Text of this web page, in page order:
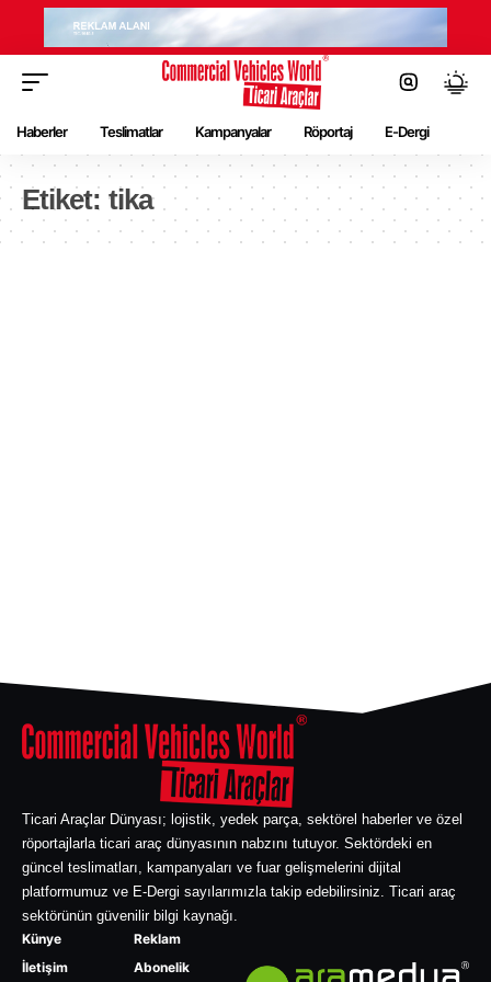
Haberler Teslimatlar Kampanyalar Röportaj E-Dergi
Etiket: tika
Ticari Araçlar Dünyası; lojistik, yedek parça, sektörel haberler ve özel
röportajlarla ticari araç dünyasının nabzını tutuyor. Sektördeki en
güncel teslimatları, kampanyaları ve fuar gelişmelerini dijital
platformumuz ve E-Dergi sayılarımızla takip edebilirsiniz. Ticari araç
sektörünün güvenilir bilgi kaynağı.
Künye
İletişim
Reklam
Abonelik